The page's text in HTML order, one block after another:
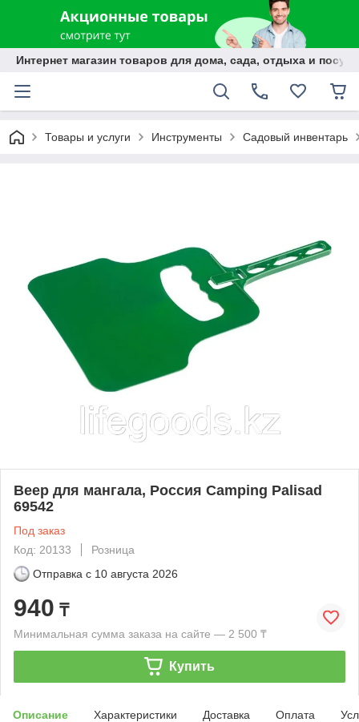
Интернет магазин товаров для дома, сада, отдыха и
Товары и услуги Инструменты Садовый инвентарь
Веер для мангала, Россия Camping Palisad
69542
Под заказ
Код: 20133
Розница
Отправка с 10 августа 2026
940 ₸
Минимальная сумма заказа на сайте — 2 500 ₸
Купить
Описание Характеристики Доставка Оплата